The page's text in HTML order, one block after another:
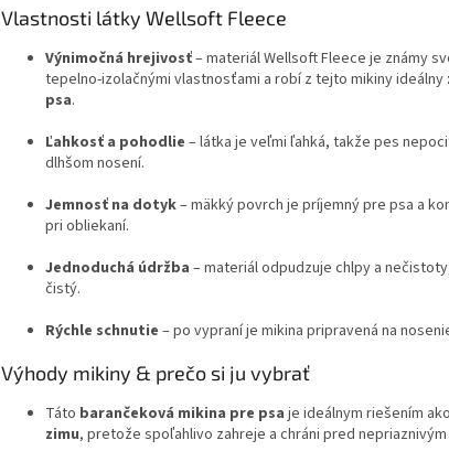
Vlastnosti látky Wellsoft Fleece
Výnimočná hrejivosť– materiál Wellsoft Fleece je známy
tepelno-izolačnými vlastnosťami a robí z tejto mikiny ideálny
psa.
Ľahkosť a pohodlie – látka je veľmi ľahká, takže pes
dlhšom nosení.
Jemnosť na dotyk– mäkký povrch je príjemný pre psa a
pri obliekaní.
Jednoduchá údržba – materiál odpudzuje chlpy a
čistý.
Rýchle schnutie – po vypraní je mikina pripravená na
Výhody mikiny & prečo si ju vybrať
Táto barančeková mikina pre psa je ideálnym riešením ako
zimu, pretože spoľahlivo zahreje a chráni pred